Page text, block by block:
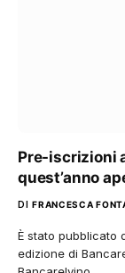
Pre-iscrizioni
quest’anno
DI FRANCESCA
È stato pubblicato
edizione di